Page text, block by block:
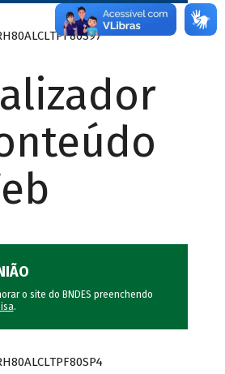
o site do BNDES preenchendo
.